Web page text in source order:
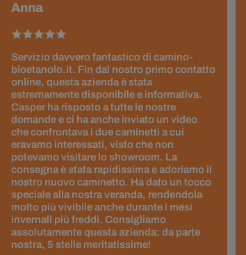
Anna
Servizio davvero fantastico di camino-
bioetanolo.it. Fin dal nostro primo contatto
online, questa azienda è stata
estremamente disponibile e informativa.
Casper ha risposto a tutte le nostre
domande e ci ha anche inviato un video
che confrontava i due caminetti a cui
eravamo interessati, visto che non
potevamo visitare lo showroom. La
consegna è stata rapidissima e adoriamo il
nostro nuovo caminetto. Ha dato un tocco
speciale alla nostra veranda, rendendola
molto più vivibile anche durante i mesi
invernali più freddi. Consigliamo
assolutamente questa azienda: da parte
nostra, 5 stelle meritatissime!